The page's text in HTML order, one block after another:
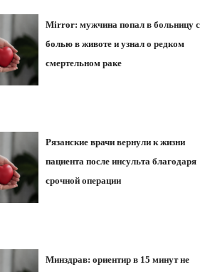
Mirror: мужчина попал в больницу с
болью в животе и узнал о редком
смертельном раке
Рязанские врачи вернули к жизни
пациента после инсульта благодаря
срочной операции
Минздрав: ориентир в 15 минут не